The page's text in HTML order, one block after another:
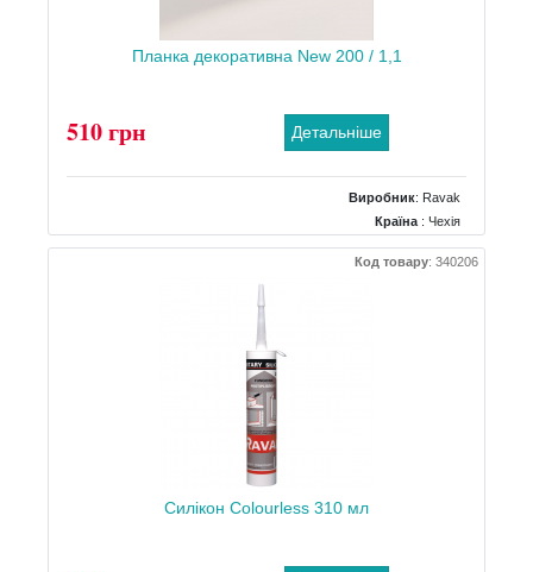
Планка декоративна New 200 / 1,1
510 грн Детальніше
Виробник: Ravak
Країна : Чехія
Код товару: 340206
Силікон Сolourless 310 мл